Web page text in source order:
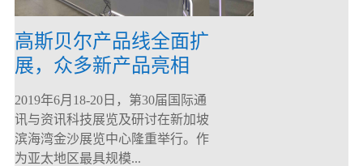
高斯贝尔产品线全面扩
展，众多新产品亮相
CommunicAsia 2019
2019年6月18-20日，第30届国际通
讯与资讯科技展览及研讨在新加坡
滨海湾金沙展览中心隆重举行。作
为亚太地区最具规模...